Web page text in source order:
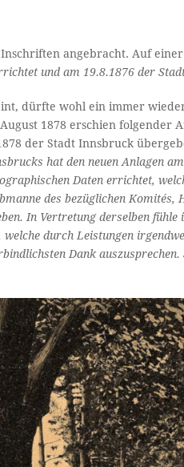
angebracht. Auf
und am 19.8.1876 der
dürfte wohl ein immer
1878 erschien folgender
der Stadt Innsbruck
hat den neuen Anlagen
Daten errichtet,
des bezüglichen
In Vertretung derselben fühle
welche durch Leistungen
Dank